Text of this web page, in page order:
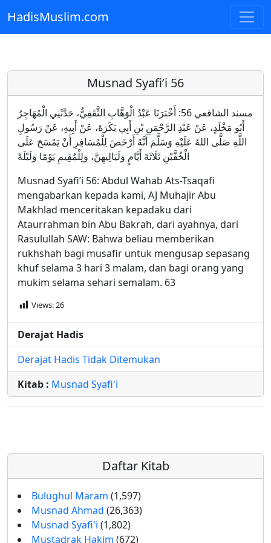
Skip to main content
HadisMuslim.com
Musnad Syafi’i 56
مسند الشافعي 56: أَخْبَرَنَا عَبْدُ الْوَهَّابِ الثَّقَفِيُّ، حَدَّثَنِي الْمُهَاجِرُ
أَبُو مَخْلَدٍ، عَنْ عَبْدِ الرَّحْمَنِ بْنِ أَبِي بَكَرَةَ، عَنْ أَبِيهِ، عَنْ رَسُولِ
اللَّهِ صَلَّى اللهُ عَلَيْهِ وَسَلَّمَ أَنَّهُ أَرْخَصَ لِلْمُسَافِرِ أَنْ يَمْسَحَ عَلَى
الْخُفَّيْنِ ثَلَاثَةَ أَيَّامٍ وَلَيَالِيهِنَّ، وَلِلْمُقِيمِ يَوْمًا وَلَيْلَةً
Musnad Syafi’i 56: Abdul Wahab Ats-Tsaqafi
mengabarkan kepada kami, AJ Muhajir Abu
Makhlad menceritakan kepadaku dari
Ataurrahman bin Abu Bakrah, dari ayahnya, dari
Rasulullah SAW: Bahwa beliau memberikan
rukhshah bagi musafir untuk mengusap sepasang
khuf selama 3 hari 3 malam, dan bagi orang yang
mukim selama sehari semalam. 63
Views:26
Derajat Hadis
Derajat Hadis Tidak Ditemukan
Kitab : Musnad Syafi'i
Daftar Kitab
Bulughul Maram (1,597)
Musnad Ahmad (26,363)
Musnad Syafi'i (1,802)
Mustadrak Hakim (672)